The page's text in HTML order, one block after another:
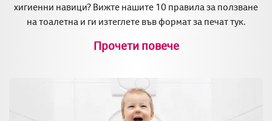
хигиенни навици? Вижте нашите 10 правила за ползване
на тоалетна и ги изтеглете във формат за печат тук.
Прочети повече